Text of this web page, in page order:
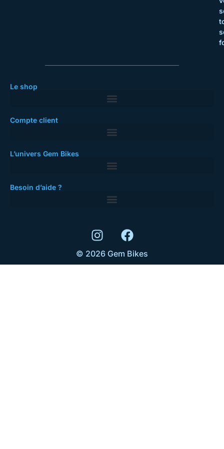
Le shop
Compte client
L’univers Gem Bikes
Besoin d’aide ?
© 2026 Gem Bikes